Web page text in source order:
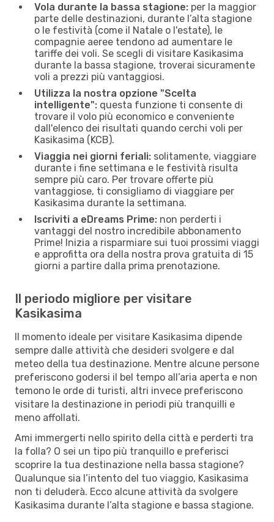
Vola durante la bassa stagione: per la maggior
parte delle destinazioni, durante l’alta stagione
o le festività (come il Natale o l'estate), le
compagnie aeree tendono ad aumentare le
tariffe dei voli. Se scegli di visitare Kasikasima
durante la bassa stagione, troverai sicuramente
voli a prezzi più vantaggiosi.
Utilizza la nostra opzione "Scelta
intelligente": questa funzione ti consente di
trovare il volo più economico e conveniente
dall'elenco dei risultati quando cerchi voli per
Kasikasima (KCB).
Viaggia nei giorni feriali: solitamente, viaggiare
durante i fine settimana e le festività risulta
sempre più caro. Per trovare offerte più
vantaggiose, ti consigliamo di viaggiare per
Kasikasima durante la settimana.
Iscriviti a eDreams Prime: non perderti i
vantaggi del nostro incredibile abbonamento
Prime! Inizia a risparmiare sui tuoi prossimi viaggi
e approfitta ora della nostra prova gratuita di 15
giorni a partire dalla prima prenotazione.
Il periodo migliore per visitare
Kasikasima
Il momento ideale per visitare Kasikasima dipende
sempre dalle attività che desideri svolgere e dal
meteo della tua destinazione. Mentre alcune persone
preferiscono godersi il bel tempo all’aria aperta e non
temono le orde di turisti, altri invece preferiscono
visitare la destinazione in periodi più tranquilli e
meno affollati.
Ami immergerti nello spirito della città e perderti tra
la folla? O sei un tipo più tranquillo e preferisci
scoprire la tua destinazione nella bassa stagione?
Qualunque sia l’intento del tuo viaggio, Kasikasima
non ti deluderà. Ecco alcune attività da svolgere
Kasikasima durante l’alta stagione e bassa stagione.